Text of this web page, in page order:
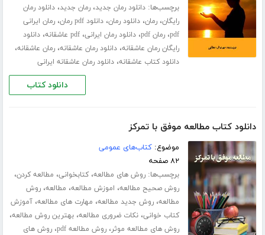
برچسب‌ها:دانلود رمان جدید،رمان جدید،دانلود رمان
رایگان،رمان،دانلود رمان،دانلود pdf رمان ،رمان ایرانی
pdf،رمان pdf ،دانلود رمان ایرانی،pdf عاشقانه ،دانلود
رایگان رمان عاشقانه،دانلود رمان عاشقانه،رمان عاشقانه،
دانلود کتاب عاشقانه،دانلود رمان عاشقانه ایرانی
دانلود کتاب
دانلود کتاب مطالعه موفق با تمرکز
موضوع:کتاب‌های عمومی
۸۲ صفحه
برچسب‌ها:روش های مطالعه،کتابخوانی، مطالعه کردن،
روش صحیح مطالعه، اموزش مطالعه، مطالعه،روش
مطالعه،روش جدید مطالعه، مهارت های مطالعه،آموزش
کتاب خوانی،نکات ضروری مطالعه،بهترین روش مطالعه،
روش های مطالعه موثر،روش مطالعه pdf ،روش های